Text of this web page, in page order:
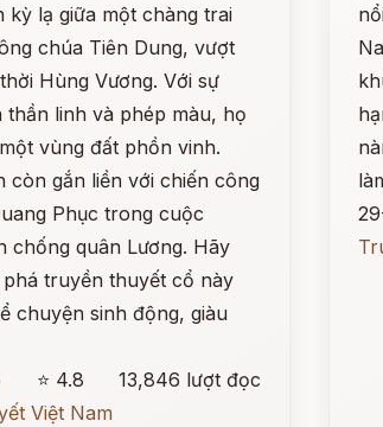
kỳ lạ giữa một chàng trai
chúa Tiên Dung, vượt
Hùng Vương. Với sự
thần linh và phép màu, họ
vùng đất phồn vinh.
còn gắn liền với chiến công
Phục trong cuộc
chống quân Lương. Hãy
truyền thuyết cổ này
chuyện sinh động, giàu
⭐ 4.8
13,846 lượt đọc
Việt Nam